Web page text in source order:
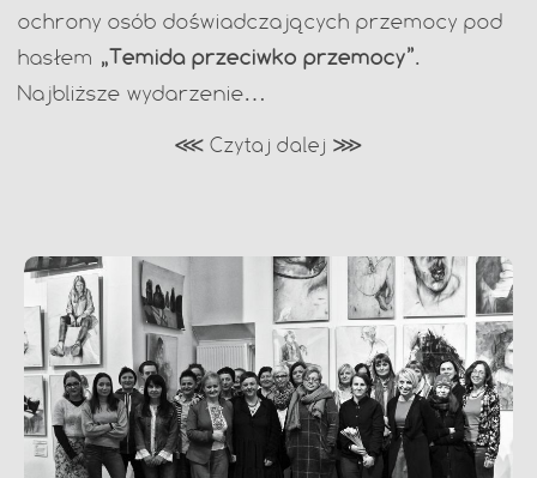
ochrony osób doświadczających przemocy pod
hasłem „Temida przeciwko przemocy”.
Najbliższe wydarzenie…
⋘ Czytaj dalej ⋙